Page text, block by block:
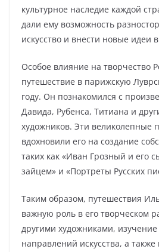
культурное наследие каждой
дали ему возможность
искусство и внести новые идеи
Особое влияние на творчество
путешествие в парижскую
году. Он познакомился с
Давида, Рубенса, Титиана и
художников. Эти великолепные
вдохновили его на создание
таких как «Иван Грозный и его
зайцем» и «Портреты Русских
Таким образом, путешествия
важную роль в его творческом
другими художниками,
направлений искусства, а